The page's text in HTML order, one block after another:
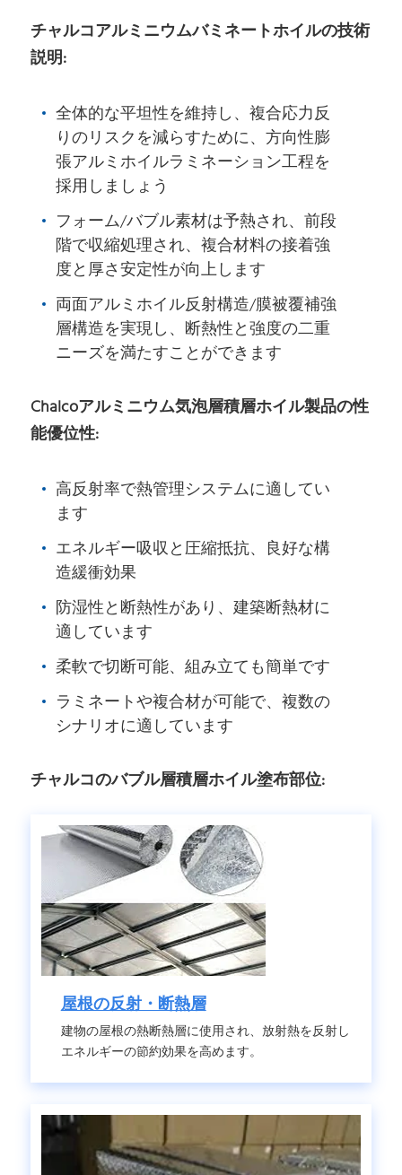
チャルコアルミニウムバミネートホイルの技術
説明:
全体的な平坦性を維持し、複合応力反
りのリスクを減らすために、方向性膨
張アルミホイルラミネーション工程を
採用しましょう
フォーム/バブル素材は予熱され、前段
階で収縮処理され、複合材料の接着強
度と厚さ安定性が向上します
両面アルミホイル反射構造/膜被覆補強
層構造を実現し、断熱性と強度の二重
ニーズを満たすことができます
Chalcoアルミニウム気泡層積層ホイル製品の性
能優位性:
高反射率で熱管理システムに適してい
ます
エネルギー吸収と圧縮抵抗、良好な構
造緩衝効果
防湿性と断熱性があり、建築断熱材に
適しています
柔軟で切断可能、組み立ても簡単です
ラミネートや複合材が可能で、複数の
シナリオに適しています
チャルコのバブル層積層ホイル塗布部位:
屋根の反射・断熱層
建物の屋根の熱断熱層に使用され、放射熱を反射し
エネルギーの節約効果を高めます。